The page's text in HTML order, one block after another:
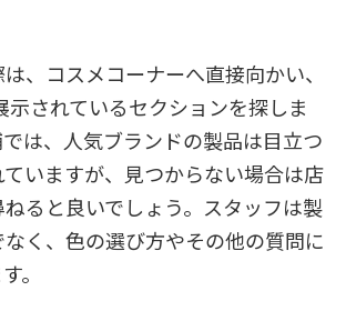
、コスメコーナーへ直接向かい、
されているセクションを探しま
は、人気ブランドの製品は目立つ
いますが、見つからない場合は店
ると良いでしょう。スタッフは製
く、色の選び方やその他の質問に
。